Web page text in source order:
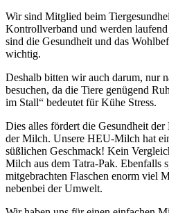
Wir sind Mitglied beim
Kontrollverband und werden
sind die Gesundheit und das
wichtig.
Deshalb bitten wir auch darum, nur
besuchen, da die Tiere genügend
im Stall“ bedeutet für Kühe Stress.
Dies alles fördert die Gesundheit
der Milch. Unsere HEU-Milch hat
süßlichen Geschmack! Kein
Milch aus dem Tatra-Pak. Ebenfalls
mitgebrachten Flaschen enorm viel
nebenbei der Umwelt.